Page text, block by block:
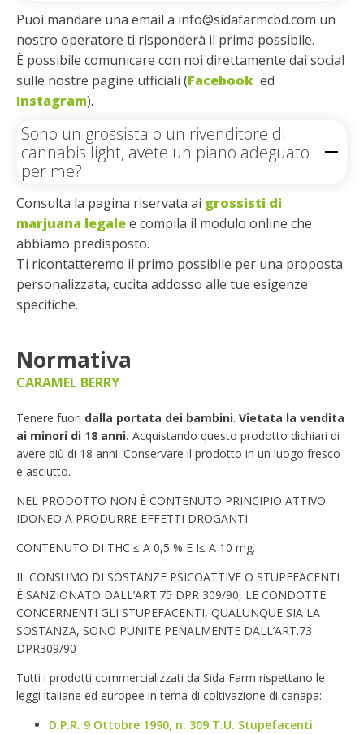
Puoi mandare una email a info@sidafarmcbd.com un
nostro operatore ti risponderà il prima possibile.
È possibile comunicare con noi direttamente dai social
sulle nostre pagine ufficiali (Facebook ed
Instagram).
Sono un grossista o un rivenditore di
cannabis light, avete un piano adeguato
per me?
Consulta la pagina riservata ai grossisti di
marjuana legalee compila il modulo online che
abbiamo predisposto.
Ti ricontatteremo il primo possibile per una proposta
personalizzata, cucita addosso alle tue esigenze
specifiche.
Normativa
CARAMEL BERRY
Tenere fuori dalla portata dei bambini. Vietata la vendita
ai minori di 18 anni. Acquistando questo prodotto dichiari di
avere più di 18 anni. Conservare il prodotto in un luogo fresco
e asciutto.
NEL PRODOTTO NON È CONTENUTO PRINCIPIO ATTIVO
IDONEO A PRODURRE EFFETTI DROGANTI.
CONTENUTO DI THC ≤ A 0,5 % E I≤ A 10 mg.
IL CONSUMO DI SOSTANZE PSICOATTIVE O STUPEFACENTI
È SANZIONATO DALL’ART.75 DPR 309/90, LE CONDOTTE
CONCERNENTI GLI STUPEFACENTI, QUALUNQUE SIA LA
SOSTANZA, SONO PUNITE PENALMENTE DALL’ART.73
DPR309/90
Tutti i prodotti commercializzati da Sida Farm rispettano le
leggi italiane ed europee in tema di coltivazione di canapa:
D.P.R. 9 Ottobre 1990, n. 309 T.U. Stupefacenti